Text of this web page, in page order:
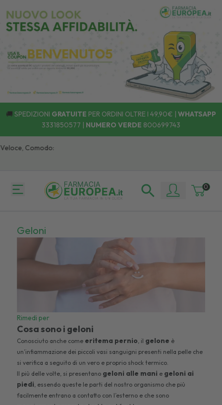
🚚 SPEDIZIONI GRATUITE PER ORDINI OLTRE I 49,90€ | WHATSAPP
3331850577 | NUMERO VERDE 800699743
Comodo:
0
Geloni
Rimedi per
Cosa sono i geloni
Conosciuto anche come eritema pernio, il gelone è
un’infiammazione dei piccoli vasi sanguigni presenti nella pelle che
si verifica a seguito di un vero e proprio shock termico.
Il più delle volte, si presentano geloni alle mani e geloni ai
piedi, essendo queste le parti del nostro organismo che più
facilmente entrano a contatto con l’esterno e che sono